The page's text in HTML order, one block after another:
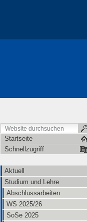
Startseite
Schnellzugriff
Aktuell
Studium und Lehre
Abschlussarbeiten
WS 2025/26
SoSe 2025